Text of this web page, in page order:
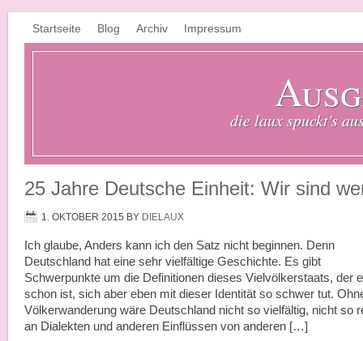
Startseite Blog Archiv Impressum
die laux spuckt's
25 Jahre Deutsche Einheit: Wir sind
1. OKTOBER 2015 BY DIELAUX
Ich glaube, Anders kann ich den Satz nicht beginnen. Denn
Deutschland hat eine sehr vielfältige Geschichte. Es gibt
Schwerpunkte um die Definitionen dieses Vielvölkerstaats, der
schon ist, sich aber eben mit dieser Identität so schwer tut.
Völkerwanderung wäre Deutschland nicht so vielfältig, nicht so
an Dialekten und anderen Einflüssen von anderen […]